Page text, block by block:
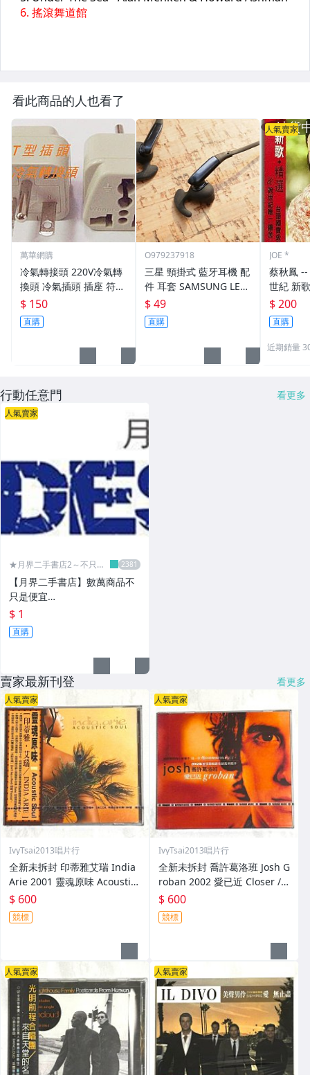
看此商品的人也看了
萬華網購
冷氣轉接頭 220V冷氣轉
換頭 冷氣插頭 插座 符合
安規 T型10A 萬用 轉接
插座 2P+E 轉換插頭
$ 150
直購
O979237918
三星 頸掛式 藍牙耳機 配
件 耳套 SAMSUNG LEVE
L U S6 EO BG920
$ 49
直購
人氣賣家
JOE *
蔡秋鳳 -- 紅色的玫瑰-跨
世紀 新歌＋
帶
$ 200
直購
近期銷量
行動任意門 看更多
人氣賣家
★月界二手書店2～不只是
【月界二手書店】數萬商品不
只是便宜…
$ 1
直購
賣家最新刊登 看更多
人氣賣家
IvyTsai2013唱片行
全新未拆封 印蒂雅艾瑞 India
Arie 2001 靈魂原味 Acoustic
Soul / 福茂唱片 台灣版專輯 C
D / 附側標 歌詞 環狀封條
$ 600
競標
人氣賣家
IvyTsai2013唱片行
全新未拆封 喬許葛洛班 Josh G
roban 2002 愛已近 Closer /
華納音樂 台灣版專輯 CD / 附
側標 歌詞 環狀封條
$ 600
競標
人氣賣家 人氣賣家